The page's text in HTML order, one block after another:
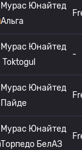
Мурас Юнайтед
Альга
Мурас Юнайтед
Toktogul
-
Мурас Юнайтед
Пайде
Мурас Юнайтед
Торпедо БелАЗ